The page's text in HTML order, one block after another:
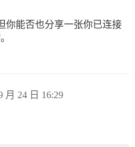
你能否也分享一张你已连接
月 24 日 16:29